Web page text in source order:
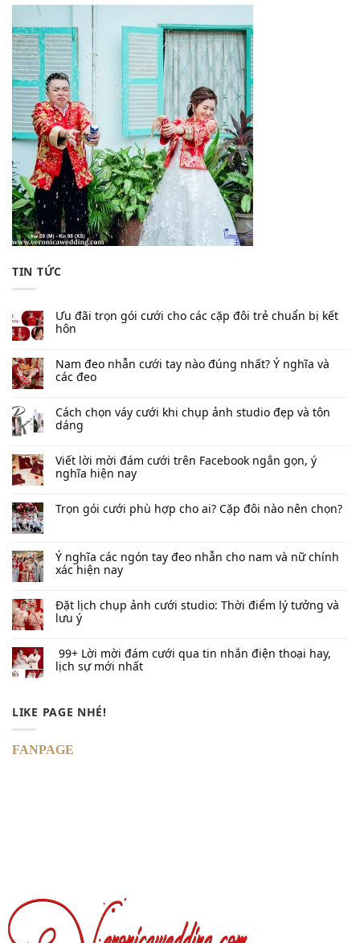
TIN TỨC
Ưu đãi trọn gói cưới cho các cặp đôi trẻ chuẩn bị kết
hôn
Nam đeo nhẫn cưới tay nào đúng nhất​? Ý nghĩa và
các đeo
Cách chọn váy cưới khi chụp ảnh studio đẹp và tôn
dáng
Viết lời mời đám cưới trên Facebook​ ngắn gọn, ý
nghĩa hiện nay
Trọn gói cưới phù hợp cho ai? Cặp đôi nào nên chọn?
Ý nghĩa các ngón tay đeo nhẫn cho nam và nữ chính
xác hiện nay
Đặt lịch chụp ảnh cưới studio: Thời điểm lý tưởng và
lưu ý
99+ Lời mời đám cưới qua tin nhắn​ điện thoại hay,
lịch sự mới nhất
LIKE PAGE NHÉ!
FANPAGE